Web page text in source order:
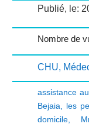
Publié, le:
Nombre de
CHU,
assistance
Bejaia
les
domicile,